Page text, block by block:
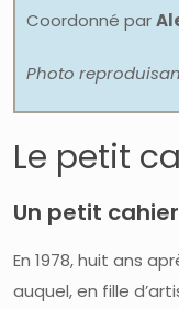
Coordonné par
Photo
Le petit
Un petit
En 1978, huit ans
auquel, en fille